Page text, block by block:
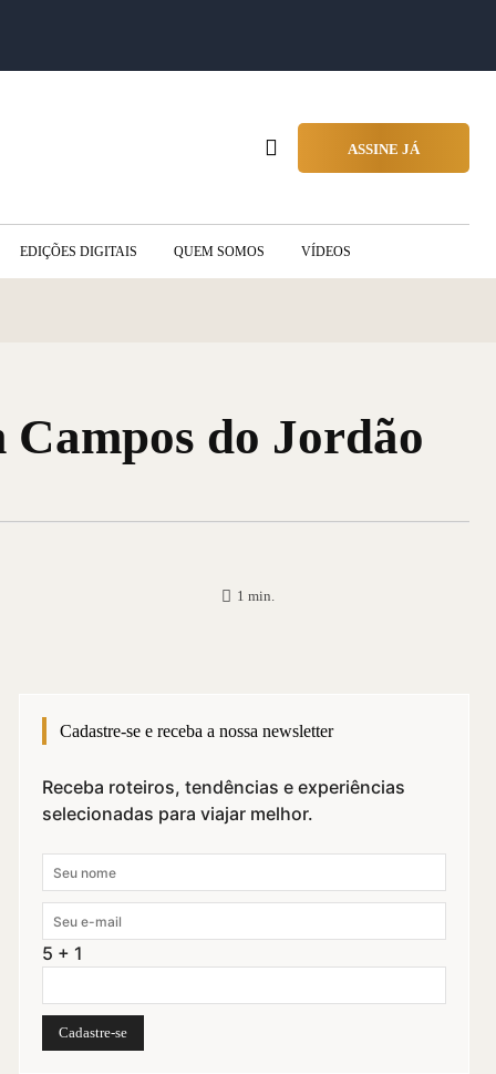
ASSINE JÁ
EDIÇÕES DIGITAIS QUEM SOMOS VÍDEOS
Campos do Jordão
1 min.
Cadastre-se e receba a nossa newsletter
Receba roteiros, tendências e experiências
selecionadas para viajar melhor.
5 + 1